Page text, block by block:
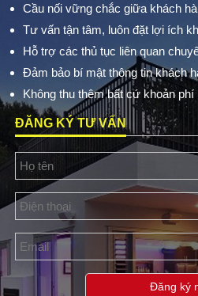
Cầu nối vững chắc giữa khách
Tư vấn tận tâm, luôn đặt lợi ích
Hỗ trợ các thủ tục liên quan
Đảm bảo bí mật thông tin khách
Không thu thêm bất cứ khoản phí
ĐĂNG KÝ TƯ VẤN
Đăng ký